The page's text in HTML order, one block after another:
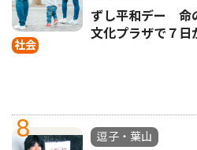
社会
ずし平和デー 命
文化プラザで７日
8
逗子・葉山